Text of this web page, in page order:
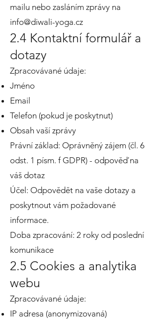
mailu nebo zasláním zprávy na
info@diwali-yoga.cz
2.4 Kontaktní formulář a
dotazy
Zpracovávané údaje:
Jméno
Email
Telefon (pokud je poskytnut)
Obsah vaší zprávy
Právní základ: Oprávněný zájem (čl. 6
odst. 1 písm. f GDPR) - odpověď na
váš dotaz
Účel: Odpovědět na vaše dotazy a
poskytnout vám požadované
informace.
Doba zpracování: 2 roky od poslední
komunikace
2.5 Cookies a analytika
webu
Zpracovávané údaje:
IP adresa (anonymizovaná)